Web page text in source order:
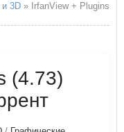
3D » IrfanView + Plugins
(4.73)